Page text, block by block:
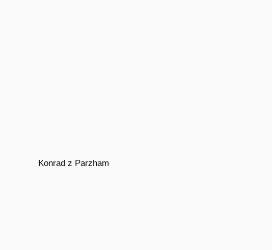
Konrad z Parzham